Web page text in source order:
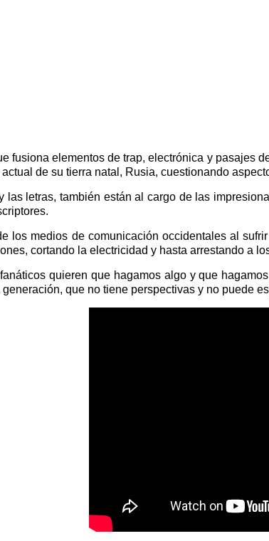
fusiona elementos de trap, electrónica y pasajes
de su tierra natal, Rusia, cuestionando
letras, también están al cargo de las
los medios de comunicación occidentales al
cortando la electricidad y hasta arrestando a
quieren que hagamos algo y que
que no tiene perspectivas y no puede